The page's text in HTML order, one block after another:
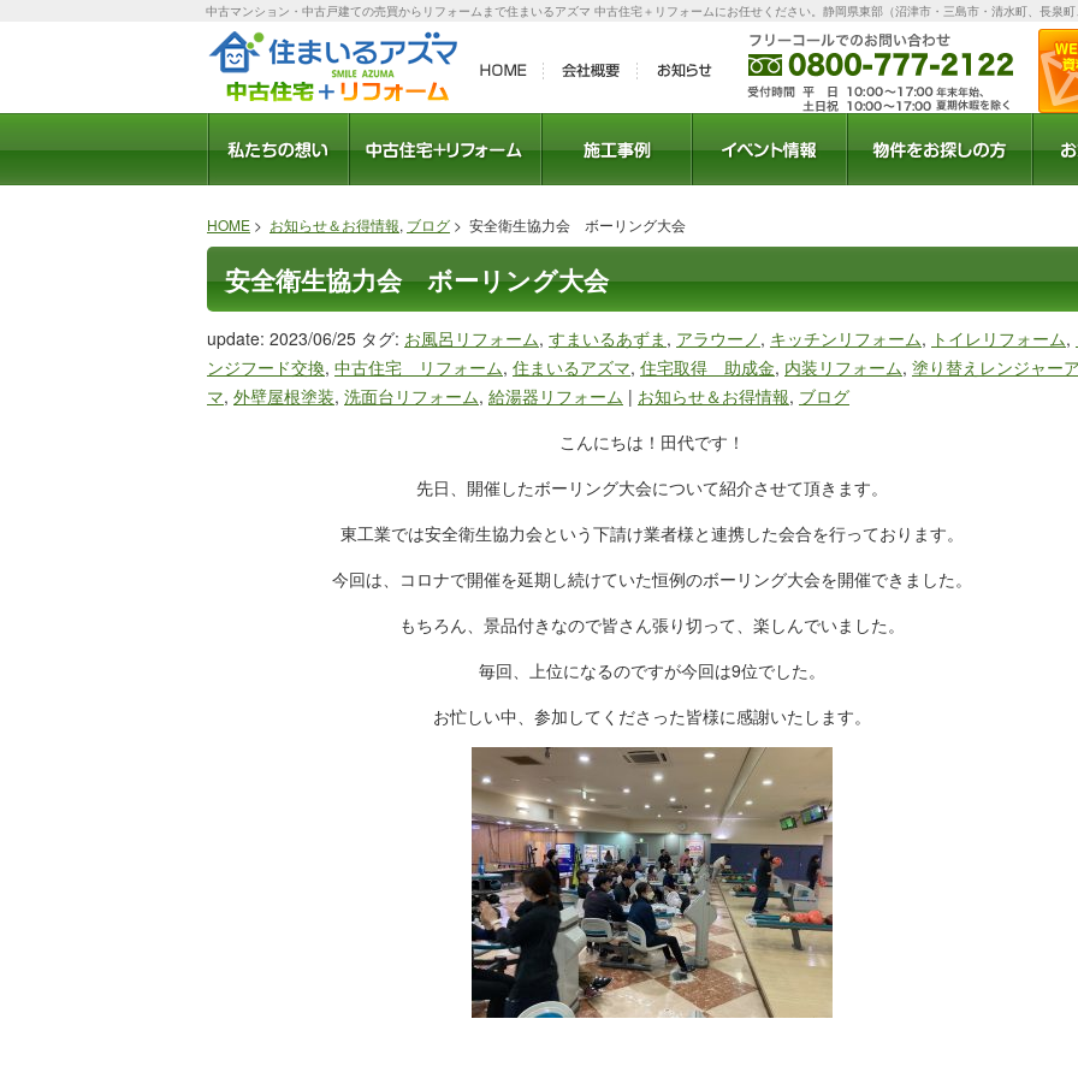
中古マンション・中古戸建ての売買からリフォームまで住まいるアズマ 中古住宅＋リフォームにお任せください。静岡県東部（沼津市・三島市・清水町、長泉
HOME > お知らせ＆お得情報, ブログ > 安全衛生協力会 ボーリング大会
安全衛生協力会 ボーリング大会
update: 2023/06/25 タグ: お風呂リフォーム, すまいるあずま , アラウーノ , キッチンリフォーム, トイレリフォーム,
ンジフード交換, 中古住宅 リフォーム, 住まいるアズマ, 住宅取得 助成金, 内装リフォーム, 塗り替えレンジャー
マ, 外壁屋根塗装, 洗面台リフォーム, 給湯器リフォーム | お知らせ＆お得情報, ブログ
こんにちは！田代です！
先日、開催したボーリング大会について紹介させて頂きます。
東工業では安全衛生協力会という下請け業者様と連携した会合を行っております。
今回は、コロナで開催を延期し続けていた恒例のボーリング大会を開催できました。
もちろん、景品付きなので皆さん張り切って、楽しんでいました。
毎回、上位になるのですが今回は9位でした。
お忙しい中、参加してくださった皆様に感謝いたします。